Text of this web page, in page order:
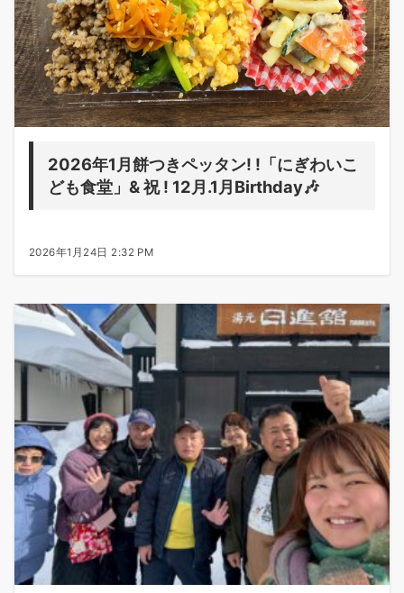
2026年1月餅つきペッタン! !「にぎわいこ
ども食堂」& 祝 ! 12月.1月Birthday🎶
2026年1月24日 2:32 PM